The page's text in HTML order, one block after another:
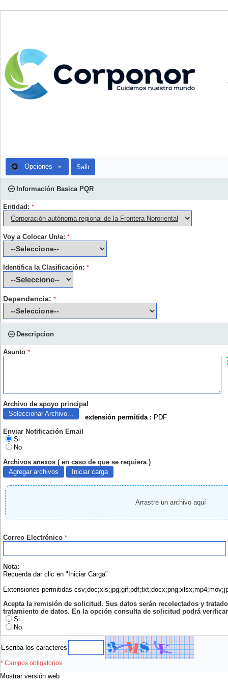
Opciones Salir
Información Basica PQR
Entidad: *
Voy a Colocar Un/a: *
Identifica la Clasificación: *
Dependencia: *
Descripcion
Asunto *
Archivo de apoyo principal
Seleccionar Archivo...
extensión permitida : PDF
Enviar Notificación Email
Si
No
Archivos anexos ( en caso de que se requiera )
Agregar archivos
Iniciar carga
Arrastre un archivo aquí
Correo Electrónico *
Nota:
Recuerda dar clic en "Iniciar Carga"
Extensiones permitidas
Acepta la remisión de solicitud. Sus datos serán recolectados y
tratamiento de datos. En la opción consulta de solicitud podrá
Si
No
Escriba los caracteres
* Campos obligatorios
Mostrar versión web